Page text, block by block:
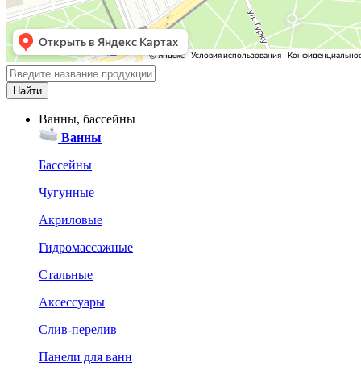
Ванны, бассейны
Ванны
Бассейны
Чугунные
Акриловые
Гидромассажные
Стальные
Аксессуары
Слив-перелив
Панели для ванн